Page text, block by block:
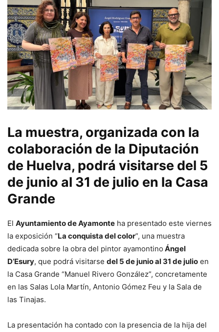
La muestra, organizada con la
colaboración de la Diputación
de Huelva, podrá visitarse del 5
de junio al 31 de julio en la Casa
Grande
El Ayuntamiento de Ayamonte ha presentado este viernes
la exposición “La conquista del color”, una muestra
dedicada sobre la obra del pintor ayamontino Ángel
D’Esury, que podrá visitarse del 5 de junio al 31 de julio en
la Casa Grande “Manuel Rivero González”, concretamente
en las Salas Lola Martín, Antonio Gómez Feu y la Sala de
las Tinajas.
La presentación ha contado con la presencia de la hija del